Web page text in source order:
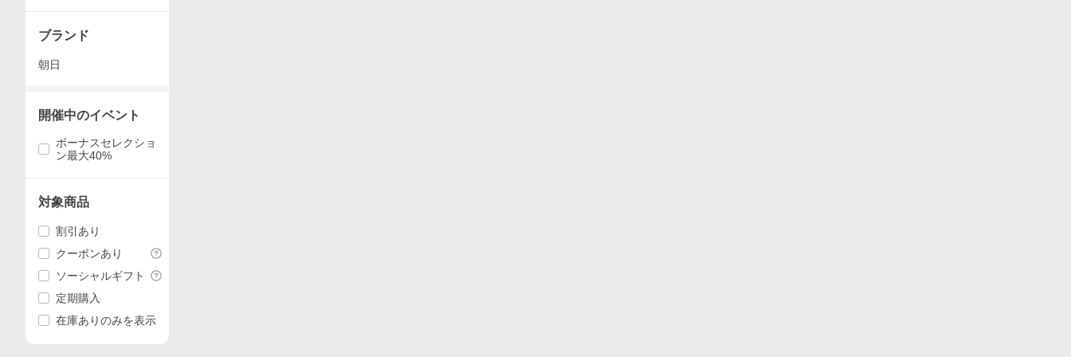
ブランド
朝日
開催中のイベント
ボーナスセレクショ
ン最大40%
対象商品
割引あり
クーポンあり
ソーシャルギフト
定期購入
在庫ありのみを表示